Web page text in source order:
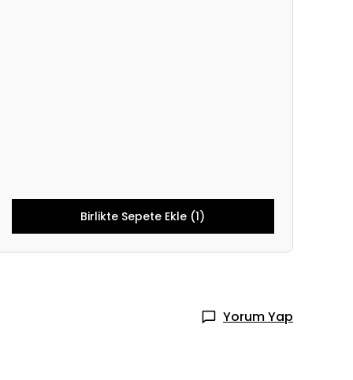
Birlikte Sepete Ekle (1)
Yorum Yap